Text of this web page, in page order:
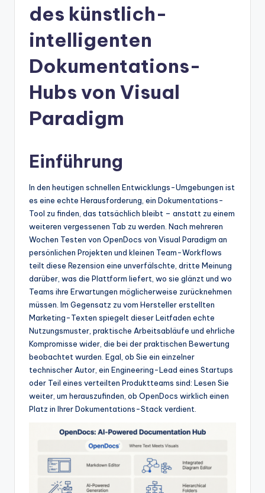
A
In
&
S
o
ft
w
In
d
des künstlich-
intelligenten
Dokumentations-
Hubs von Visual
Paradigm
Einführung
In den heutigen schnellen Entwicklungs-Umgebungen ist
es eine echte Herausforderung, ein Dokumentations-
Tool zu finden, das tatsächlich bleibt – anstatt zu einem
weiteren vergessenen Tab zu werden. Nach mehreren
Wochen Testen von OpenDocs von Visual Paradigm an
persönlichen Projekten und kleinen Team-Workflows
teilt diese Rezension eine unverfälschte, dritte Meinung
darüber, was die Plattform liefert, wo sie glänzt und wo
Teams ihre Erwartungen möglicherweise zurücknehmen
müssen. Im Gegensatz zu vom Hersteller erstellten
Marketing-Texten spiegelt dieser Leitfaden echte
Nutzungsmuster, praktische Arbeitsabläufe und ehrliche
Kompromisse wider, die bei der praktischen Bewertung
beobachtet wurden. Egal, ob Sie ein einzelner
technischer Autor, ein Engineering-Lead eines Startups
oder Teil eines verteilten Produktteams sind: Lesen Sie
weiter, um herauszufinden, ob OpenDocs wirklich einen
Platz in Ihrer Dokumentations-Stack verdient.